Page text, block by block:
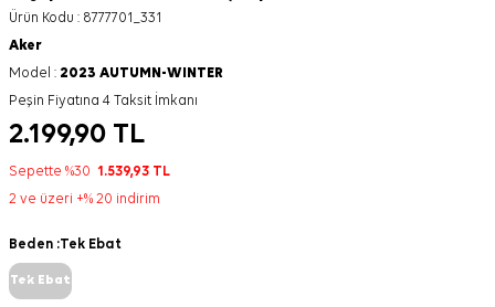
Ürün Kodu : 8777701_331
Aker
Model : 2023 AUTUMN-WINTER
Peşin Fiyatına 4 Taksit İmkanı
2.199,90 TL
Sepette %30 1.539,93 TL
2 ve üzeri +% 20 indirim
Beden :Tek Ebat
Tek Ebat